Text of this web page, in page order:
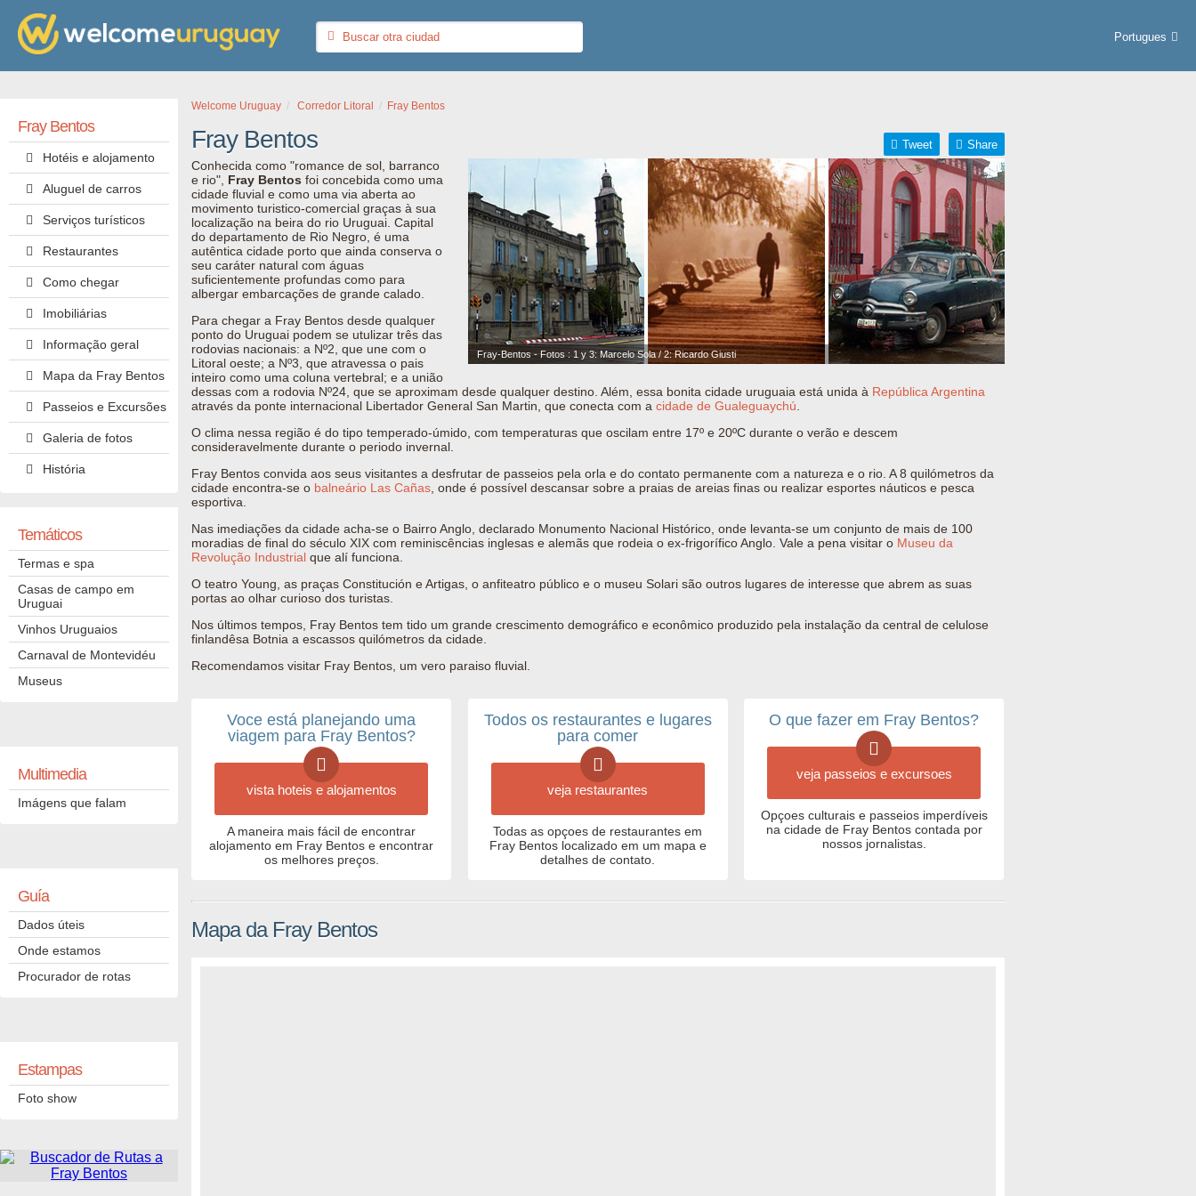
Portugues
Fray Bentos
Hotéis e alojamento
Aluguel de carros
Serviços turísticos
Restaurantes
Como chegar
Imobiliárias
Informação geral
Mapa da Fray Bentos
Passeios e Excursões
Galeria de fotos
História
Temáticos
Termas e spa
Casas de campo em
Uruguai
Vinhos Uruguaios
Carnaval de Montevidéu
Museus
Multimedia
Imágens que falam
Guía
Dados úteis
Onde estamos
Procurador de rotas
Estampas
Foto show
Welcome Uruguay Corredor Litoral Fray Bentos
Fray Bentos Share
Tweet
Fray-Bentos - Fotos : 1 y 3: Marcelo Sola / 2: Ricardo Giusti
Conhecida como "romance de sol, barranco
e rio", Fray Bentos foi concebida como uma
cidade fluvial e como uma via aberta ao
movimento turistico-comercial graças à sua
localização na beira do rio Uruguai. Capital
do departamento de Rio Negro, é uma
autêntica cidade porto que ainda conserva o
seu caráter natural com águas
suficientemente profundas como para
albergar embarcações de grande calado.
Para chegar a Fray Bentos desde qualquer
ponto do Uruguai podem se utulizar três das
rodovias nacionais: a Nº2, que une com o
Litoral oeste; a Nº3, que atravessa o pais
inteiro como uma coluna vertebral; e a união
dessas com a rodovia Nº24, que se aproximam desde qualquer destino. Além, essa bonita cidade uruguaia está unida à República Argentina
através da ponte internacional Libertador General San Martin , que conecta com a cidade de Gualeguaychú
O clima nessa região é do tipo temperado-úmido, com temperaturas que oscilam entre 17º e 20ºC durante o verão e descem
consideravelmente durante o periodo invernal.
Fray Bentos convida aos seus visitantes a desfrutar de passeios pela orla e do contato permanente com a natureza e o rio. A 8 quilómetros da
cidade encontra-se o balneário Las Cañas onde é possível descansar sobre a praias de areias finas ou realizar esportes náuticos e pesca
esportiva
Nas imediações da cidade acha-se o Bairro Anglo, declarado Monumento Nacional Histórico, onde levanta-se um conjunto de mais de 100
moradias de final do século XIX com reminiscências inglesas e alemãs que rodeia o ex-frigorífico Anglo. Vale a pena visitar o Museu da
Revolução Industrial que alí funciona.
O teatro Young, as praças Constitución e Artigas, o anfiteatro público e o museu Solari são outros lugares de interesse que abrem as suas
portas ao olhar curioso dos turistas.
Nos últimos tempos, Fray Bentos tem tido um grande crescimento demográfico e econômico produzido pela instalação da central de celulose
finlandêsa Botnia a escassos quilómetros da cidade.
Recomendamos visitar Fray Bentos, um vero paraiso fluvial.
Voce está planejando uma
viagem para Fray Bentos?
vista hoteis e alojamentos
A maneira mais fácil de encontrar
alojamento em Fray Bentos e encontrar
os melhores preços.
Todos os restaurantes e lugares
para comer
veja restaurantes
Todas as opçoes de restaurantes em
Fray Bentos localizado em um mapa e
detalhes de contato.
O que fazer em Fray Bentos?
veja passeios e excursoes
Opçoes culturais e passeios imperdíveis
na cidade de Fray Bentos contada por
nossos jornalistas.
Mapa da Fray Bentos